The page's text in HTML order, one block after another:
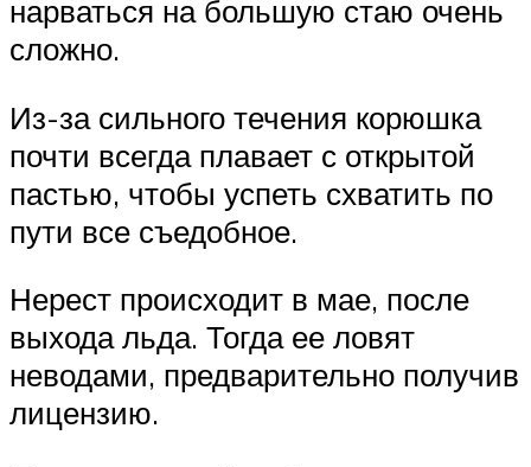
нарваться на большую стаю очень
сложно.
Из-за сильного течения корюшка
почти всегда плавает с открытой
пастью, чтобы успеть схватить по
пути все съедобное.
Нерест происходит в мае, после
выхода льда. Тогда ее ловят
неводами, предварительно получив
лицензию.